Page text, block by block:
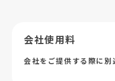
会社使用料
会社をご提供する際に別